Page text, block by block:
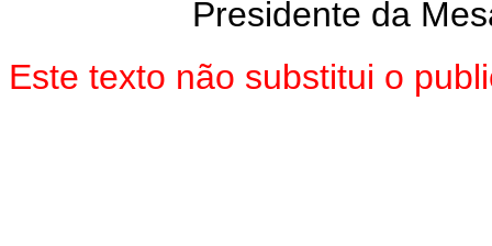
Presidente da
Este texto não substitui o